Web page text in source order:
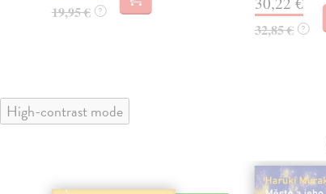
19,95 € ?
32,85 € ?
High-contrast mode